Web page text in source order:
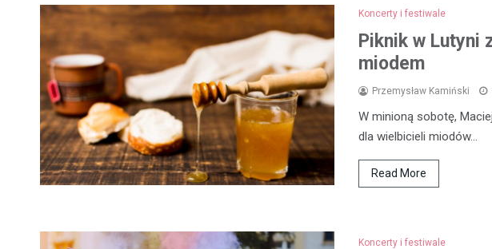
Koncerty i festiwale
Piknik w Lutyni
miodem
Przemysław Kamiński
W minioną sobotę,
dla wielbicieli miodów…
Read More
Koncerty i festiwale